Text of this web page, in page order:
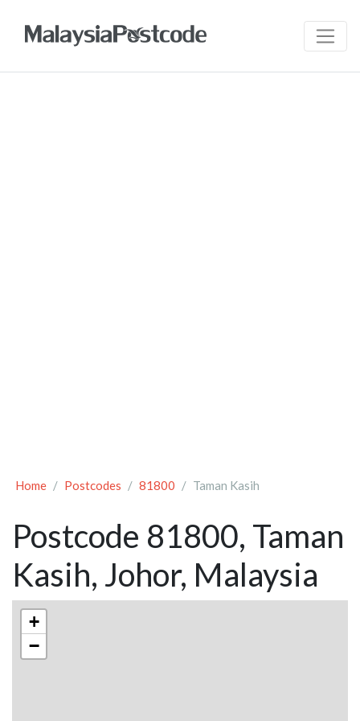
Home Postcodes 81800 Taman Kasih
Postcode 81800, Taman
Kasih, Johor, Malaysia
+
−